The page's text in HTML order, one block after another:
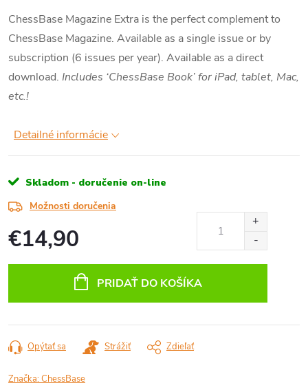
ChessBase Magazine Extra is the perfect complement to
ChessBase Magazine. Available as a single issue or by
subscription (6 issues per year). Available as a direct
download. Includes ‘ChessBase Book’ for iPad, tablet, Mac,
etc.!
Detailné informácie
Skladom - doručenie on-line
Možnosti doručenia
€14,90
PRIDAŤ DO KOŠÍKA
Opýtať sa Strážiť Zdieľať
Značka:ChessBase